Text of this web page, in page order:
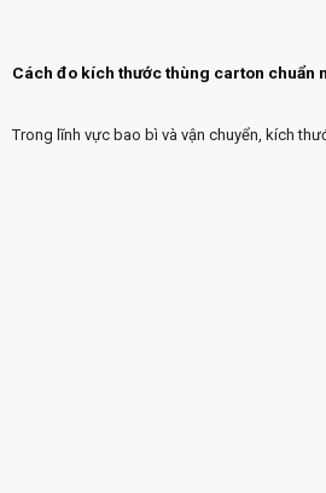
Cách đo kích thước thùng carton chuẩn
Trong lĩnh vực bao bì và vận chuyển, kích